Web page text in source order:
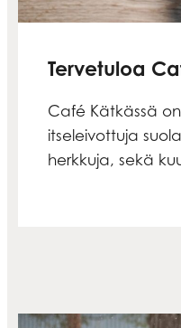
Tervetuloa
Café Kätkässä
itseleivottuja
herkkuja, sekä